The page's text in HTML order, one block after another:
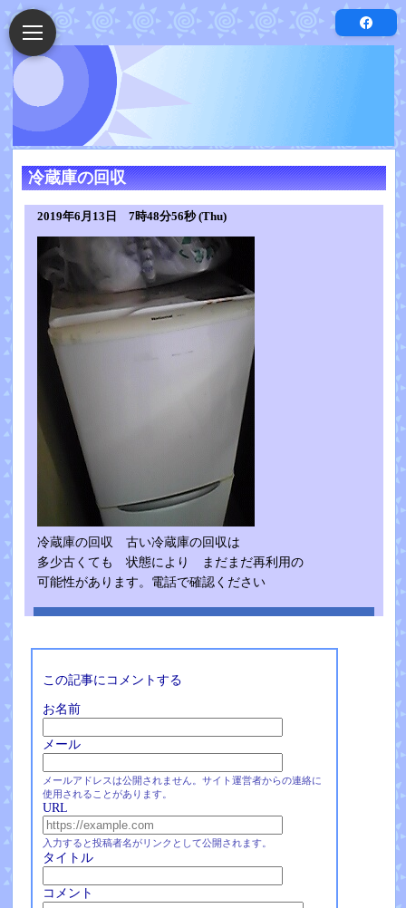
冷蔵庫の回収
2019年6月13日 7時48分56秒 (Thu)
冷蔵庫の回収 古い冷蔵庫の回収は
多少古くても 状態により まだまだ再利用の
可能性があります。電話で確認ください
この記事にコメントする
お名前
メール
メールアドレスは公開されません。サイト運営者からの連絡に
使用されることがあります。
URL
入力すると投稿者名がリンクとして公開されます。
タイトル
コメント